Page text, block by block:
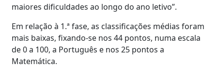
maiores dificuldades ao longo do ano letivo”.
Em relação à 1.ª fase, as classificações médias foram
mais baixas, fixando-se nos 44 pontos, numa escala
de 0 a 100, a Português e nos 25 pontos a
Matemática.